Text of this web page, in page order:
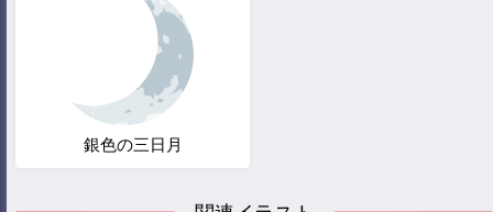
銀色の三日月